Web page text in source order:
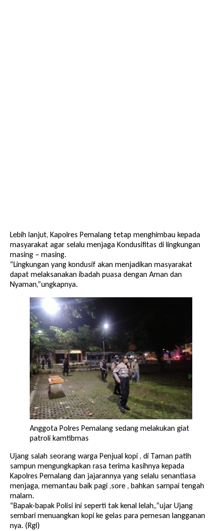
Lebih lanjut, Kapolres Pemalang tetap menghimbau kepada
masyarakat agar selalu menjaga Kondusifitas di lingkungan
masing – masing.
“Lingkungan yang kondusif akan menjadikan masyarakat
dapat melaksanakan ibadah puasa dengan Aman dan
Nyaman,”ungkapnya.
Anggota Polres Pemalang sedang melakukan giat
patroli kamtibmas
Ujang salah seorang warga Penjual kopi , di Taman patih
sampun mengungkapkan rasa terima kasihnya kepada
Kapolres Pemalang dan jajarannya yang selalu senantiasa
menjaga, memantau baik pagi ,sore , bahkan sampai tengah
malam.
“Bapak-bapak Polisi ini seperti tak kenal lelah,,”ujar Ujang
sembari menuangkan kopi ke gelas para pemesan langganan
nya. (Rgl)